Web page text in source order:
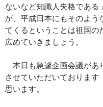
ないなど知識人失格である
が、平成日本にもそのよう
てくるということは祖国の
広めていきましょう。
本日も急遽企画会議があ
させていただいております
思います。